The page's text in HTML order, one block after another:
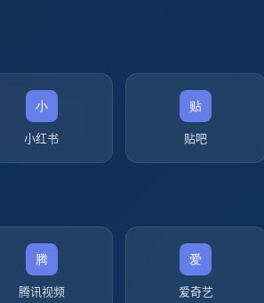
小红书 贴吧
腾讯视频 爱奇艺